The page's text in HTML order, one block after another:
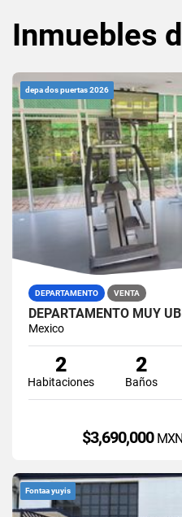
Inmuebles
depa dos puertas 2026
DEPARTAMENTO VENTA
DEPARTAMENTO MUY
Mexico
2
Habitaciones
2
Baños
$3,690,000 MXN
Fontaa yuyis